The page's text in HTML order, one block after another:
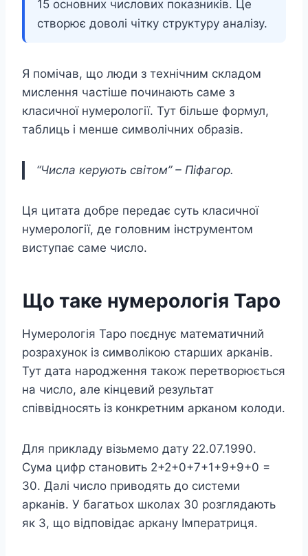
15 основних числових показників. Це
створює доволі чітку структуру аналізу.
Я помічав, що люди з технічним складом
мислення частіше починають саме з
класичної нумерології. Тут більше формул,
таблиць і менше символічних образів.
“Числа керують світом” – Піфагор.
Ця цитата добре передає суть класичної
нумерології, де головним інструментом
виступає саме число.
Що таке нумерологія Таро
Нумерологія Таро поєднує математичний
розрахунок із символікою старших арканів.
Тут дата народження також перетворюється
на число, але кінцевий результат
співвідносять із конкретним арканом колоди.
Для прикладу візьмемо дату 22.07.1990.
Сума цифр становить 2+2+0+7+1+9+9+0 =
30. Далі число приводять до системи
арканів. У багатьох школах 30 розглядають
як 3, що відповідає аркану Імператриця.